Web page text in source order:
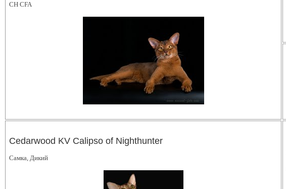
CH CFA
Cedarwood KV Calipso of Nighthunter
Самка, Дикий